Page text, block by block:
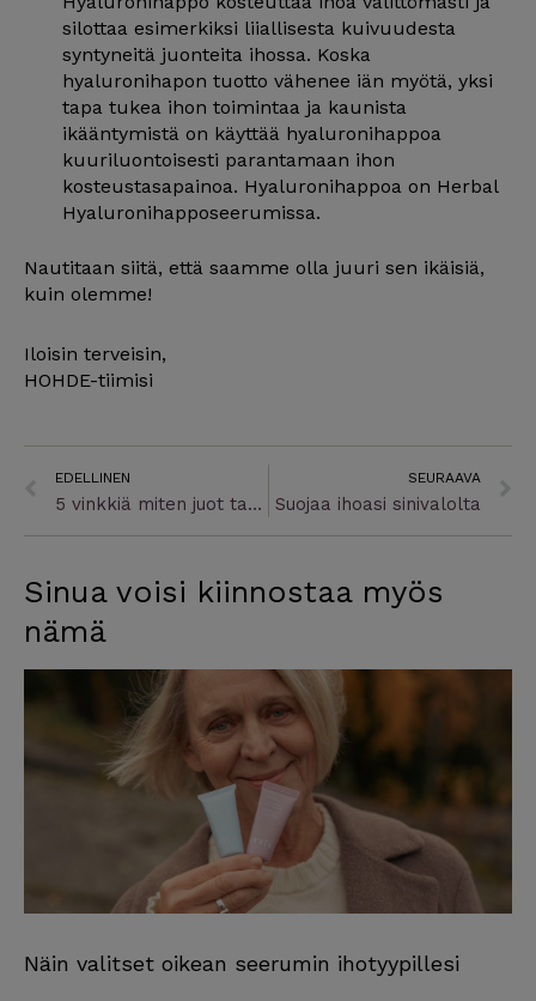
silottaa esimerkiksi liiallisesta kuivuudesta
syntyneitä juonteita ihossa. Koska
hyaluronihapon tuotto vähenee iän myötä, yksi
tapa tukea ihon toimintaa ja kaunista
ikääntymistä on käyttää hyaluronihappoa
kuuriluontoisesti parantamaan ihon
kosteustasapainoa. Hyaluronihappoa on Herbal
Hyaluronihapposeerumissa.
Nautitaan siitä, että saamme olla juuri sen ikäisiä,
kuin olemme!
Iloisin terveisin,
HOHDE-tiimisi
Prev
EDELLINEN
5 vinkkiä miten juot tarpeeksi vettä
SEURAAVA
Suojaa ihoasi sinivalolta
Sinua voisi kiinnostaa myös
nämä
Näin valitset oikean seerumin ihotyypillesi